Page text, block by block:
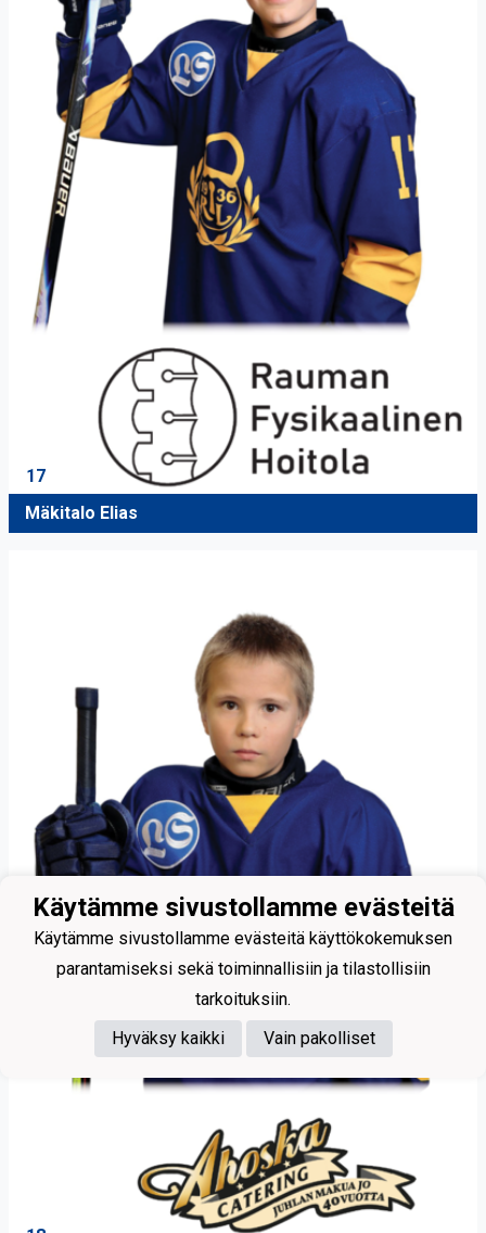
17
Mäkitalo Elias
Käytämme sivustollamme evästeitä
Käytämme sivustollamme evästeitä käyttökokemuksen
parantamiseksi sekä toiminnallisiin ja tilastollisiin
tarkoituksiin.
Hyväksy kaikki
Vain pakolliset